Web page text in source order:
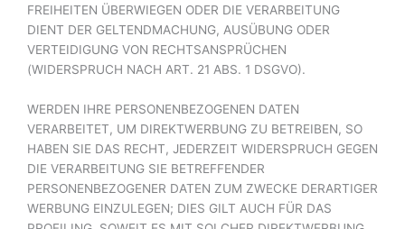
FREIHEITEN ÜBERWIEGEN ODER DIE VERARBEITUNG
DIENT DER GELTENDMACHUNG, AUSÜBUNG ODER
VERTEIDIGUNG VON RECHTSANSPRÜCHEN
(WIDERSPRUCH NACH ART. 21 ABS. 1 DSGVO).
WERDEN IHRE PERSONENBEZOGENEN DATEN
VERARBEITET, UM DIREKTWERBUNG ZU BETREIBEN, SO
HABEN SIE DAS RECHT, JEDERZEIT WIDERSPRUCH GEGEN
DIE VERARBEITUNG SIE BETREFFENDER
PERSONENBEZOGENER DATEN ZUM ZWECKE DERARTIGER
WERBUNG EINZULEGEN; DIES GILT AUCH FÜR DAS